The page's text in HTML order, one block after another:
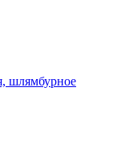
шлямбурное